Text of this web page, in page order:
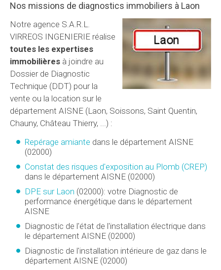
Nos missions de diagnostics immobiliers à Laon
Notre agence S.A.R.L.
VIRREOS INGENIERIE réalise
toutes les expertises
immobilières à joindre au
Dossier de Diagnostic
Technique (DDT) pour la
vente ou la location sur le
département AISNE (Laon, Soissons, Saint Quentin,
Chauny, Château Thierry, ...) :
Repérage amiante dans le département AISNE
(02000)
Constat des risques d'exposition au Plomb (CREP)
dans le département AISNE (02000)
DPE sur Laon (02000): votre Diagnostic de
performance énergétique dans le département
AISNE
Diagnostic de l'état de l'installation électrique dans
le département AISNE (02000)
Diagnostic de l'installation intérieure de gaz dans le
département AISNE (02000)